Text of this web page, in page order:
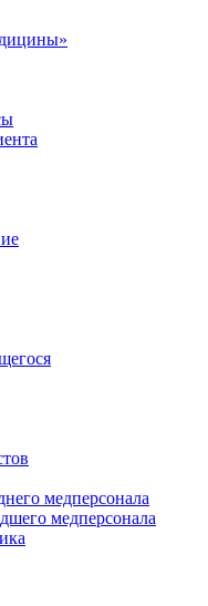
медперсонала
медперсонала